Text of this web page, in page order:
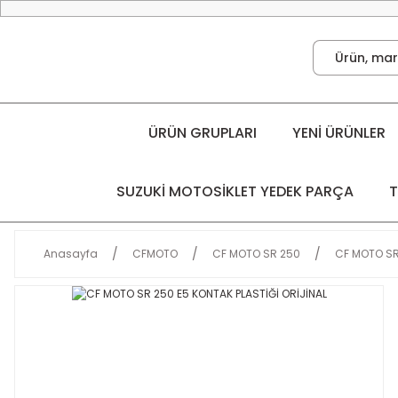
ÜRÜN GRUPLARI YENİ ÜRÜNLER
SUZUKİ MOTOSİKLET YEDEK PARÇA
Anasayfa CFMOTO CF MOTO SR 250 CF MOTO